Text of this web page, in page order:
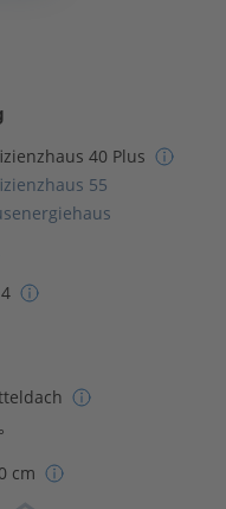
40 Plus
55
cm